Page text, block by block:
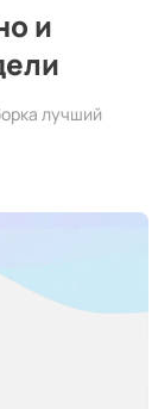
и
лучший